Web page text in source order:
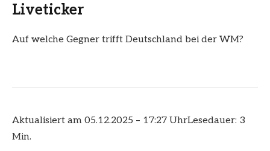
Liveticker
Auf welche Gegner trifft Deutschland bei der WM?
Aktualisiert am 05.12.2025 – 17:27 UhrLesedauer: 3
Min.